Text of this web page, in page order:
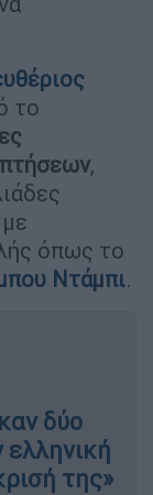
το
,
όπως το
Ντάμπι.
δύο
της»